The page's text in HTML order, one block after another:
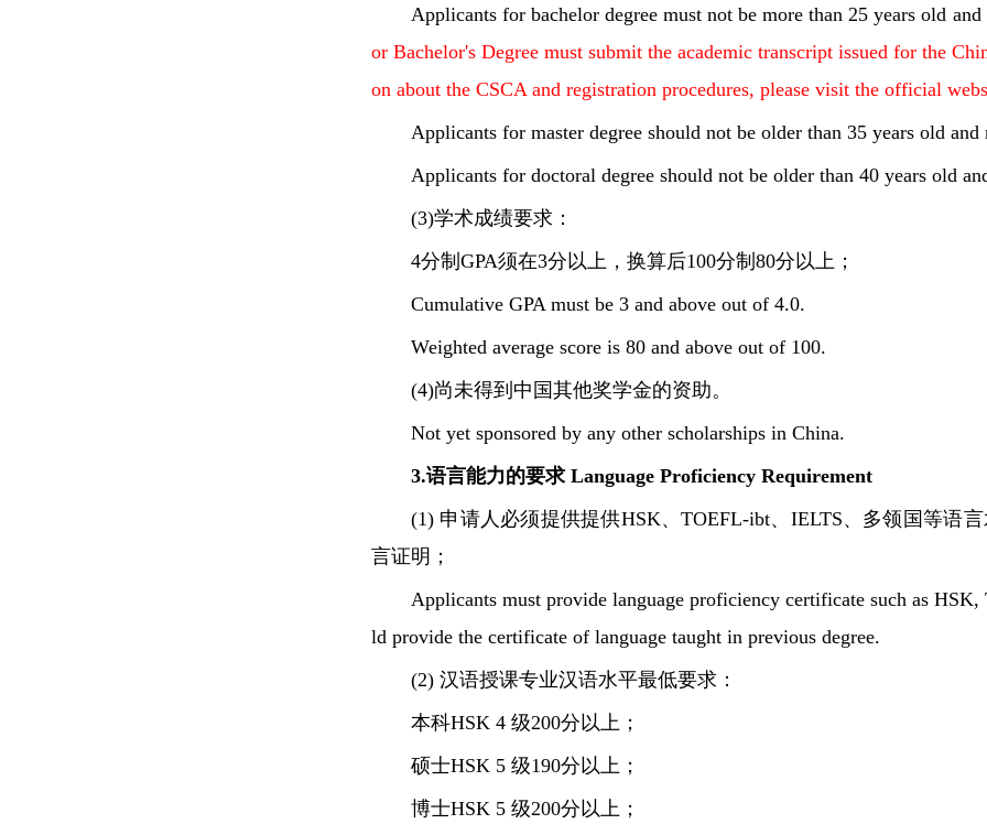
Applicants for bachelor degree must not be more than 25 years old
or Bachelor's Degree must submit the academic transcript issued for the
on about the CSCA and registration procedures, please visit the official
Applicants for master degree should not be older than 35 years old and
Applicants for doctoral degree should not be older than 40 years old
(3)学术成绩要求：
4分制GPA须在3分以上，换算后100分制80分以上；
Cumulative GPA must be 3 and above out of 4.0.
Weighted average score is 80 and above out of 100.
(4)尚未得到中国其他奖学金的资助。
Not yet sponsored by any other scholarships in China.
3.语言能力的要求 Language Proficiency Requirement
(1) 申请人必须提供提供HSK、TOEFL-ibt、IELTS、多领国等语
言证明；
Applicants must provide language proficiency certificate such as
ld provide the certificate of language taught in previous degree.
(2) 汉语授课专业汉语水平最低要求：
本科HSK 4 级200分以上；
硕士HSK 5 级190分以上；
博士HSK 5 级200分以上；